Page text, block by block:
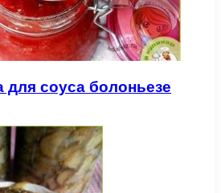
для соуса болоньезе